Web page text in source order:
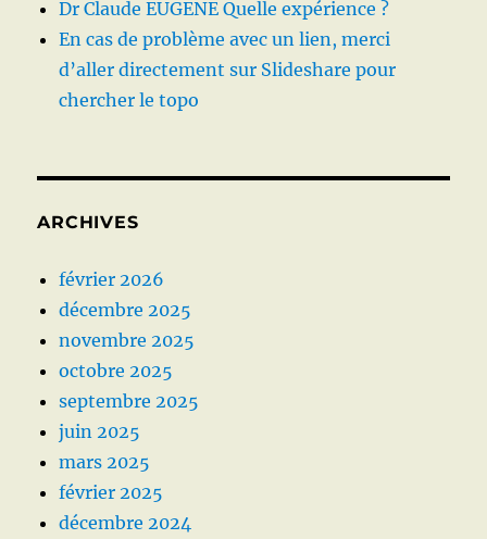
Dr Claude EUGENE Quelle expérience ?
En cas de problème avec un lien, merci
d’aller directement sur Slideshare pour
chercher le topo
ARCHIVES
février 2026
décembre 2025
novembre 2025
octobre 2025
septembre 2025
juin 2025
mars 2025
février 2025
décembre 2024